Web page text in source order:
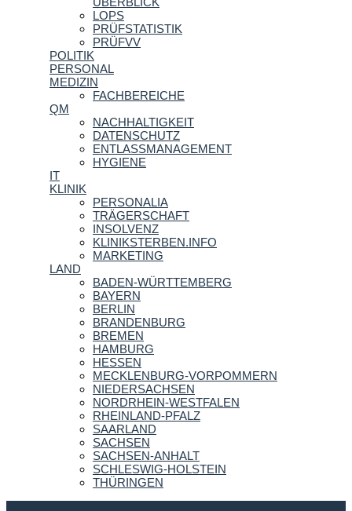
LOPS
PRÜFSTATISTIK
PRÜFVV
POLITIK
PERSONAL
MEDIZIN
FACHBEREICHE
QM
NACHHALTIGKEIT
DATENSCHUTZ
ENTLASSMANAGEMENT
HYGIENE
IT
KLINIK
PERSONALIA
TRÄGERSCHAFT
INSOLVENZ
KLINIKSTERBEN.INFO
MARKETING
LAND
BADEN-WÜRTTEMBERG
BAYERN
BERLIN
BRANDENBURG
BREMEN
HAMBURG
HESSEN
MECKLENBURG-VORPOMMERN
NIEDERSACHSEN
NORDRHEIN-WESTFALEN
RHEINLAND-PFALZ
SAARLAND
SACHSEN
SACHSEN-ANHALT
SCHLESWIG-HOLSTEIN
THÜRINGEN